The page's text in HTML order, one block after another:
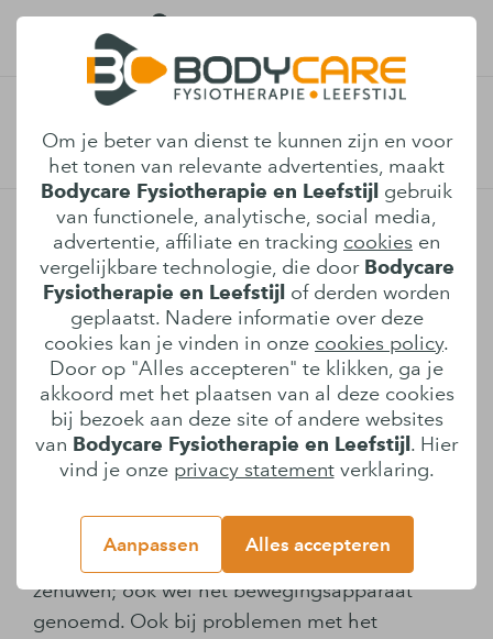
Om je beter van dienst te kunnen zijn en voor
het tonen van relevante advertenties, maakt
Bodycare Fysiotherapie en Leefstijl gebruik
van functionele, analytische, social media,
advertentie, affiliate en tracking cookies en
vergelijkbare technologie, die door Bodycare
Fysiotherapie en Leefstijl of derden worden
geplaatst. Nadere informatie over deze
cookies kan je vinden in onze cookies policy.
Door op "Alles accepteren" te klikken, ga je
akkoord met het plaatsen van al deze cookies
bij bezoek aan deze site of andere websites
van Bodycare Fysiotherapie en Leefstijl . Hier
vind je onze privacy statementverklaring.
Aanpassen Alles accepteren
Afspraak maken
Fysiotherapie behandeling in
Son en Breugel
Bodycare Fysiotherapie en Leefstijl: jouw
fysiotherapeut in Son en Breugel.
Loop je al een tijd te sukkelen met een
blessure? Of heb je juist (aanhoudende)
klachten aan de spieren, banden, gewrichten
en zenuwen? Dan is de behandeling
fysiotherapie bij Bodycare Fysiotherapie en
Leefstijl in Son en Breugel mogelijk de
oplossing voor jouw pijnklachten.
van de spieren, banden, gewrichten en
zenuwen; ook wel het bewegingsapparaat
genoemd. Ook bij problemen met het